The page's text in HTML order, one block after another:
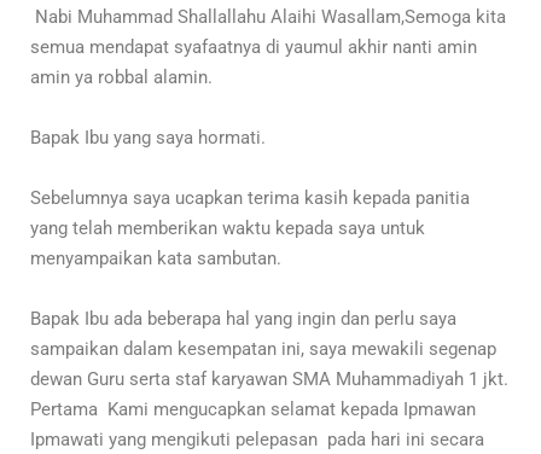
Nabi Muhammad Shallallahu Alaihi Wasallam,Semoga kita
semua mendapat syafaatnya di yaumul akhir nanti amin
amin ya robbal alamin.
Bapak Ibu yang saya hormati.
Sebelumnya saya ucapkan terima kasih kepada panitia
yang telah memberikan waktu kepada saya untuk
menyampaikan kata sambutan.
Bapak Ibu ada beberapa hal yang ingin dan perlu saya
sampaikan dalam kesempatan ini, saya mewakili segenap
dewan Guru serta staf karyawan SMA Muhammadiyah 1 jkt.
Pertama Kami mengucapkan selamat kepada Ipmawan
Ipmawati yang mengikuti pelepasan pada hari ini secara